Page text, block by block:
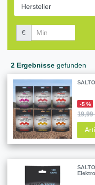
€
2 Ergebnisse gefunden
-5 %
19,99